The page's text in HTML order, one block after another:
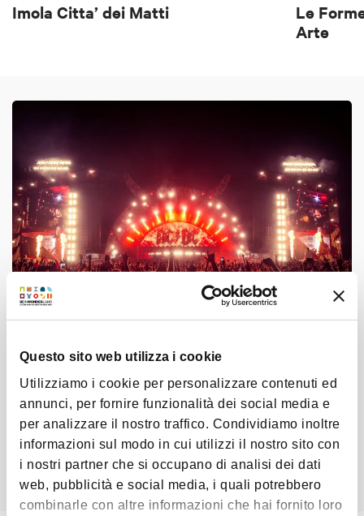
Questo sito web utilizza i cookie
Utilizziamo i cookie per personalizzare contenuti ed
annunci, per fornire funzionalità dei social media e
per analizzare il nostro traffico. Condividiamo inoltre
informazioni sul modo in cui utilizzi il nostro sito con
i nostri partner che si occupano di analisi dei dati
web, pubblicità e social media, i quali potrebbero
combinarle con altre informazioni che hai fornito loro
Imola Citta’ dei Matti
Le
Arte
Gli eventi da vivere nel Nuovo
Circondario Imolese
Cultura, sagre, feste e molto altro.
Scopri tutti gli eventi!